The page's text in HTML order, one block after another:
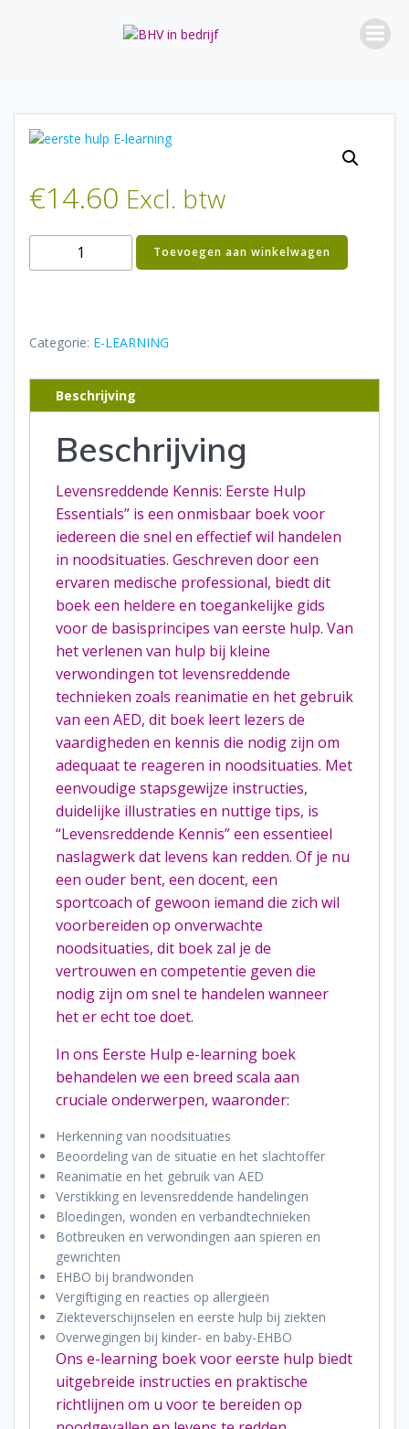
€14.60 Excl. btw
hulp
aantal
Toevoegen aan winkelwagen
Categorie: E-LEARNING
Beschrijving
Beschrijving
Levensreddende Kennis: Eerste Hulp
Essentials” is een onmisbaar boek voor
iedereen die snel en effectief wil handelen
in noodsituaties. Geschreven door een
ervaren medische professional, biedt dit
boek een heldere en toegankelijke gids
voor de basisprincipes van eerste hulp. Van
het verlenen van hulp bij kleine
verwondingen tot levensreddende
technieken zoals reanimatie en het gebruik
van een AED, dit boek leert lezers de
vaardigheden en kennis die nodig zijn om
adequaat te reageren in noodsituaties. Met
eenvoudige stapsgewijze instructies,
duidelijke illustraties en nuttige tips, is
“Levensreddende Kennis” een essentieel
naslagwerk dat levens kan redden. Of je nu
een ouder bent, een docent, een
sportcoach of gewoon iemand die zich wil
voorbereiden op onverwachte
noodsituaties, dit boek zal je de
vertrouwen en competentie geven die
nodig zijn om snel te handelen wanneer
het er echt toe doet.
In ons Eerste Hulp e-learning boek
behandelen we een breed scala aan
cruciale onderwerpen, waaronder:
Herkenning van noodsituaties
Beoordeling van de situatie en het slachtoffer
Reanimatie en het gebruik van AED
Verstikking en levensreddende handelingen
Bloedingen, wonden en verbandtechnieken
Botbreuken en verwondingen aan spieren en
gewrichten
EHBO bij brandwonden
Vergiftiging en reacties op allergieën
Ziekteverschijnselen en eerste hulp bij ziekten
Overwegingen bij kinder- en baby-EHBO
Ons e-learning boek voor eerste hulp biedt
uitgebreide instructies en praktische
richtlijnen om u voor te bereiden op